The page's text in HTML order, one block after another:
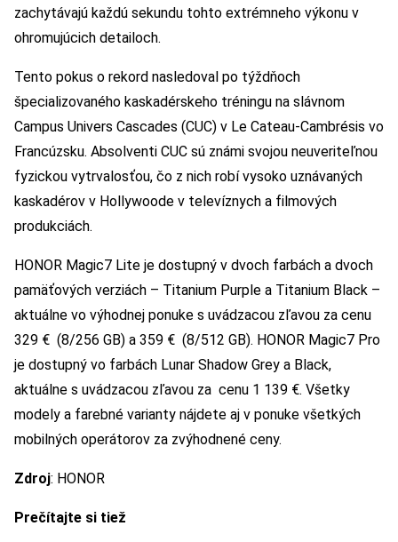
zachytávajú každú sekundu tohto extrémneho výkonu v
ohromujúcich detailoch.
Tento pokus o rekord nasledoval po týždňoch
špecializovaného kaskadérskeho tréningu na slávnom
Campus Univers Cascades (CUC) v Le Cateau-Cambrésis vo
Francúzsku. Absolventi CUC sú známi svojou neuveriteľnou
fyzickou vytrvalosťou, čo z nich robí vysoko uznávaných
kaskadérov v Hollywoode v televíznych a filmových
produkciách.
HONOR Magic7 Lite je dostupný v dvoch farbách a dvoch
pamäťových verziách – Titanium Purple a Titanium Black –
aktuálne vo výhodnej ponuke s uvádzacou zľavou za cenu
329 € (8/256 GB) a 359 € (8/512 GB). HONOR Magic7 Pro
je dostupný vo farbách Lunar Shadow Grey a Black,
aktuálne s uvádzacou zľavou za cenu 1 139 €. Všetky
modely a farebné varianty nájdete aj v ponuke všetkých
mobilných operátorov za zvýhodnené ceny.
Zdroj: HONOR
Prečítajte si tiež